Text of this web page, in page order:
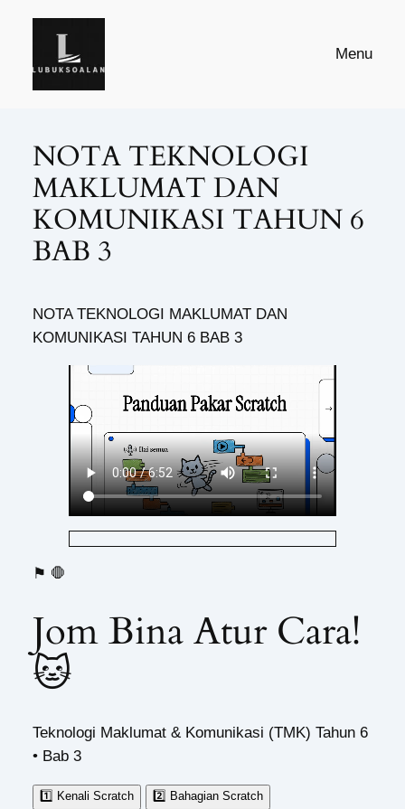
Menu
NOTA TEKNOLOGI
MAKLUMAT DAN
KOMUNIKASI TAHUN 6
BAB 3
NOTA TEKNOLOGI MAKLUMAT DAN
KOMUNIKASI TAHUN 6 BAB 3
⚑ 🛑
Jom Bina Atur Cara!
🐱
Teknologi Maklumat & Komunikasi (TMK) Tahun 6
• Bab 3
1️⃣ Kenali Scratch
2️⃣ Bahagian Scratch